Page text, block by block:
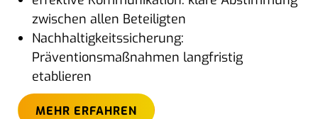
zwischen allen Beteiligten
Nachhaltigkeitssicherung:
Präventionsmaßnahmen langfristig
etablieren
MEHR ERFAHREN